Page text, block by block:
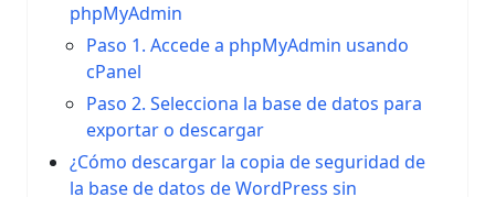
phpMyAdmin
Paso 1. Accede a phpMyAdmin usando
cPanel
Paso 2. Selecciona la base de datos para
exportar o descargar
¿Cómo descargar la copia de seguridad de
la base de datos de WordPress sin